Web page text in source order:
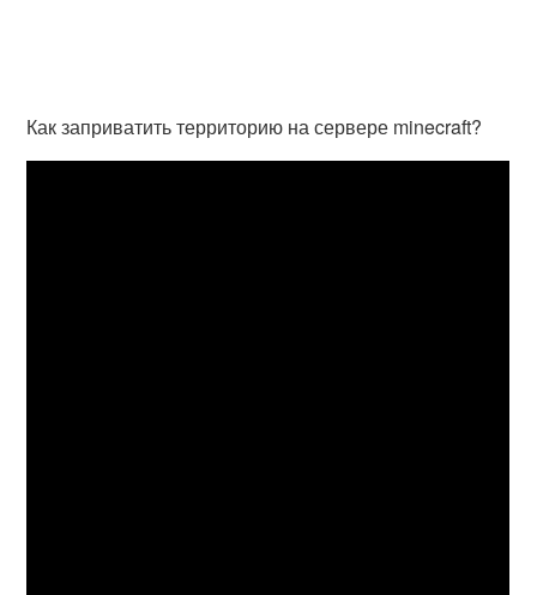
Как заприватить территорию на сервере minecraft?